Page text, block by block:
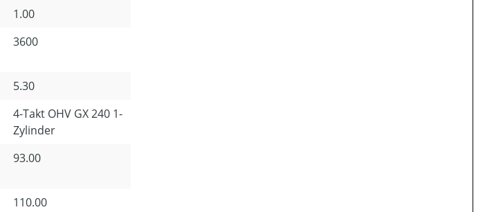
1.00
3600
5.30
4-Takt OHV GX 240 1-
Zylinder
93.00
110.00